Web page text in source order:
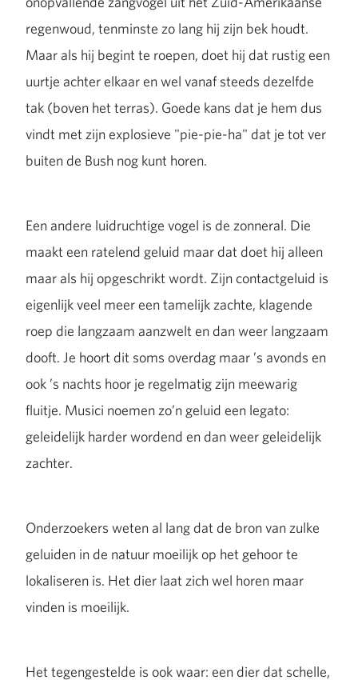
regenwoud, tenminste zo lang hij zijn bek houdt.
Maar als hij begint te roepen, doet hij dat rustig een
uurtje achter elkaar en wel vanaf steeds dezelfde
tak (boven het terras). Goede kans dat je hem dus
vindt met zijn explosieve "pie-pie-ha" dat je tot ver
buiten de Bush nog kunt horen.
Een andere luidruchtige vogel is de zonneral. Die
maakt een ratelend geluid maar dat doet hij alleen
maar als hij opgeschrikt wordt. Zijn contactgeluid is
eigenlijk veel meer een tamelijk zachte, klagende
roep die langzaam aanzwelt en dan weer langzaam
dooft. Je hoort dit soms overdag maar ’s avonds en
ook ’s nachts hoor je regelmatig zijn meewarig
fluitje. Musici noemen zo’n geluid een legato:
geleidelijk harder wordend en dan weer geleidelijk
zachter.
Onderzoekers weten al lang dat de bron van zulke
geluiden in de natuur moeilijk op het gehoor te
lokaliseren is. Het dier laat zich wel horen maar
vinden is moeilijk.
Het tegengestelde is ook waar: een dier dat schelle,